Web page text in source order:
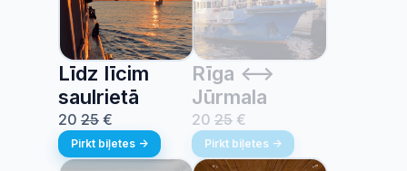
Līdz līcim
saulrietā
20 25 €
Pirkt biļetes ->
Rīga <-->
Jūrmala
20 25 €
Pirkt biļetes ->